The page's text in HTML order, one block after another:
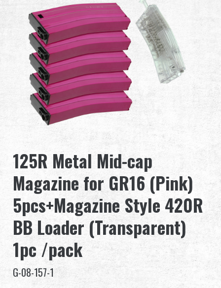
BB 彈
射擊訓練系列
全球經銷
品牌優勢
關於怪怪
活動與報導
支援服務
登入
繁體中文 English (US)
Français 日本語
125R Metal Mid-cap
Magazine for GR16 (Pink)
5pcs+Magazine Style 420R
BB Loader (Transparent)
1pc /pack
G-08-157-1